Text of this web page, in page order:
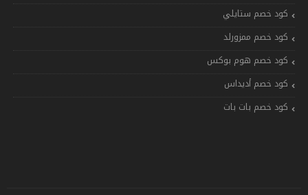
كود خصم ستايلي
كود خصم ممزورلد
كود خصم هوم بوكس
كود خصم أديداس
كود خصم بات بات